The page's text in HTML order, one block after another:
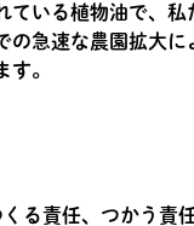
ている植物油で、私
の急速な農園拡大に
。
る責任、つかう責